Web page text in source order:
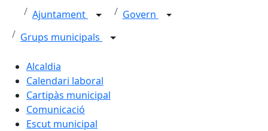
Ajuntament
Govern
Grups municipals
Alcaldia
Calendari laboral
Cartipàs municipal
Comunicació
Escut municipal